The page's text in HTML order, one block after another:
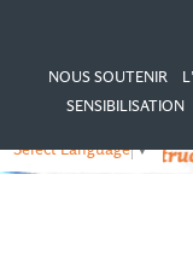
NOUS SOUTENIR
SENSIBILISATION
Select Language▼